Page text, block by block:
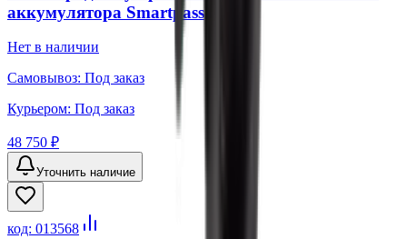
аккумулятора Smartpass
Нет в наличии
Самовывоз: Под заказ
Курьером: Под заказ
48 750 ₽
Уточнить наличие
код: 013568